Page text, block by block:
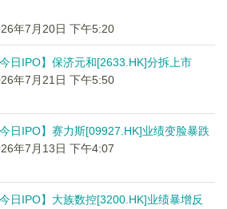
年7月20日 下午5:20
今日IPO】保济元和[2633.HK]分拆上市
年7月21日 下午5:50
今日IPO】赛力斯[09927.HK]业绩变脸暴跌
年7月13日 下午4:07
今日IPO】大族数控[3200.HK]业绩暴增反